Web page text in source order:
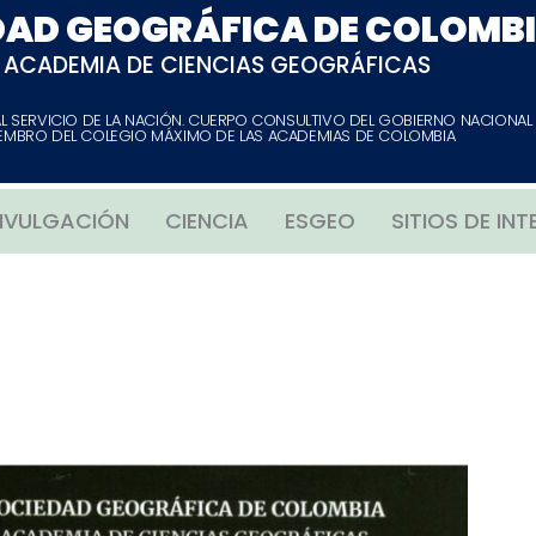
GEOGRÁFICA DE
ACADEMIA DE CIENCIAS GEOGRÁFICAS
SERVICIO DE LA NACIÓN. CUERPO CONSULTIVO DEL GOBIERNO NACIONAL
DEL COLEGIO MÁXIMO DE LAS ACADEMIAS DE COLOMBIA
CIENCIA ESGEO SITIOS DE